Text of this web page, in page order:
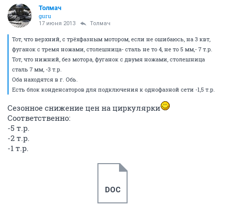
Толмач
guru
17 июня 2013 Толмач
Тот, что верхний, с трёхфазным мотором, если не ошибаюсь, на 3 квт,
фуганок с тремя ножами, столешница- сталь не то 4, не то 5 мм,- 7 т.р.
Тот, что нижний, без мотора, фуганок с двумя ножами, столешница
сталь 7 мм, -3 т.р.
Оба находятся в г. Обь.
Есть блок конденсаторов для подключения к однофазной сети -1,5 т.р.
Сезонное снижение цен на циркулярки
Соответственно:
-5 т.р.
-2 т.р.
-1 т.р.
DOC